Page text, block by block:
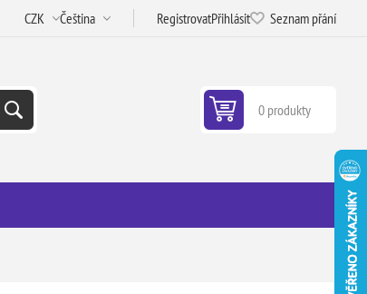
RegistrovatPřihlásit Seznam přání
0 produkty